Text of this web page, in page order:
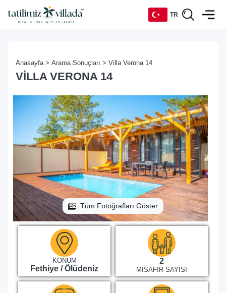
TR
RU
Anasayfa > Arama Sonuçları > Villa Verona 14
VILLA VERONA 14
Tüm Fotoğrafları Göster
KONUM
Fethiye / Ölüdeniz
2
MISAFIR SAYISI